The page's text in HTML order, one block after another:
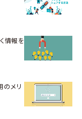
情報を
のメリ